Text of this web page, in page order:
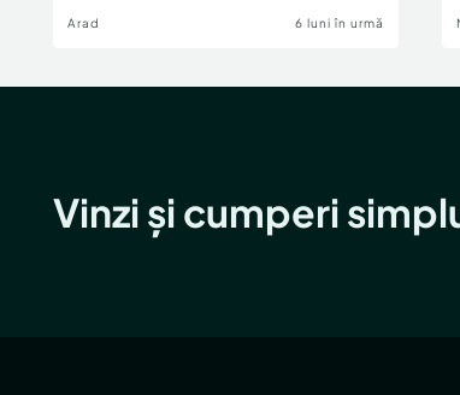
Arad 6 luni în urmă
Vinzi și cumperi